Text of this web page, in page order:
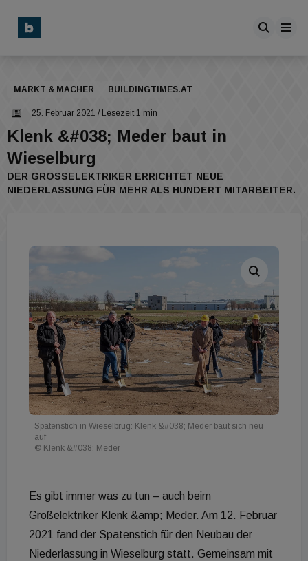
MARKT & MACHER BUILDINGTIMES.AT
25. Februar 2021 / Lesezeit 1 min
Klenk &#038; Meder baut in
Wieselburg
DER GROSSELEKTRIKER ERRICHTET NEUE N
IEDERLASSUNG FÜR MEHR ALS HUNDERT MITARBEITER.
Spatenstich in Wieselbrug: Klenk &#038; Meder baut sich neu
auf
© Klenk &#038; Meder
Es gibt immer was zu tun – auch beim
Großelektriker Klenk &amp; Meder. Am 12. Februar
2021 fand der Spatenstich für den Neubau der
Niederlassung in Wieselburg statt. Gemeinsam mit